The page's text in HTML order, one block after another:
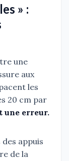
» :
une
aux
les
20 cm par
une erreur.
appuis
de la